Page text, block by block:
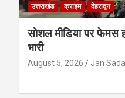
उत्तराखंड क्राइम देहरादून
सोशल मीडिया पर फेमस
भारी
August 5, 2026 Jan